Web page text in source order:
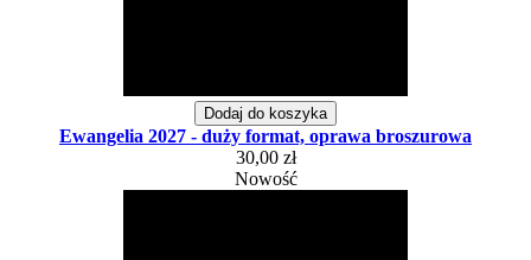
Dodaj do koszyka
Ewangelia 2027 - duży format, oprawa broszurowa
30,00 zł
Nowość